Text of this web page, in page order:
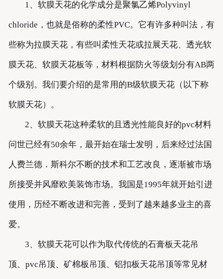
1、软膜天花的化学成分是聚氯乙烯Polyvinyl
chloride，也就是俗称的柔性PVC。它有许多种叫法，有
些称为拉膜天花，有些叫柔性天花或拉展天花、透光软
膜天花、软膜天花板等，材料根据防火等级划分有AB两
个级别。我们要介绍的是常用的B级软膜天花（以下称
软膜天花）。
2、软膜天花这种柔软的且透光性能良好的pvc材料
问世已经有50余年，最开始在瑞士发明，后来经过法国
人费兰德．斯科尔不断的技术和工艺改良，逐渐被市场
所接受并风靡欧美装饰市场。我国是1995年就开始引进
使用，历经不断改进和完善，受到了越来越多业主的喜
爱。
3、软膜天花可以作为取代传统的石膏板天花吊
顶、pvc吊顶、矿棉板吊顶、铝扣板天花吊顶等常见材